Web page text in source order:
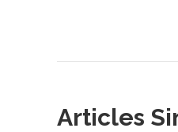
entre
Articles